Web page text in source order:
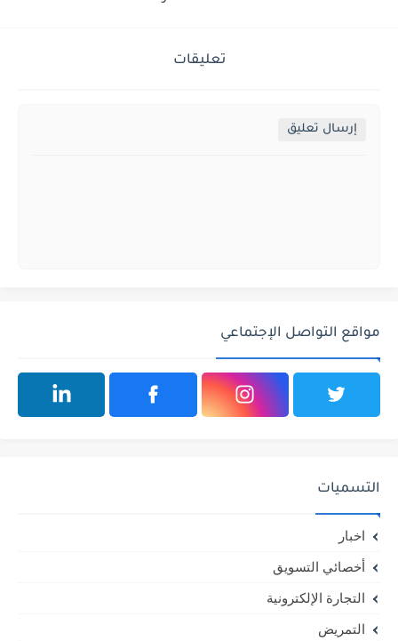
تعليقات
إرسال تعليق
مواقع التواصل الإجتماعي
التسميات
اخبار
أخصائي التسويق
التجارة الإلكترونية
التمريض